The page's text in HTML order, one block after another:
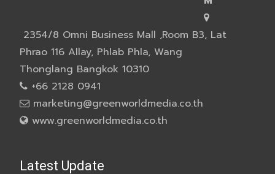
2354/8 Omni Business Mall ,Room B3, Lat
Phrao 116 Allay, Phlab Phla, Wang
Thonglang Bangkok 10310
+66 2128 0941
marketing@greenworldmedia.co.th
www.greenworldmedia.co.th
Latest Update